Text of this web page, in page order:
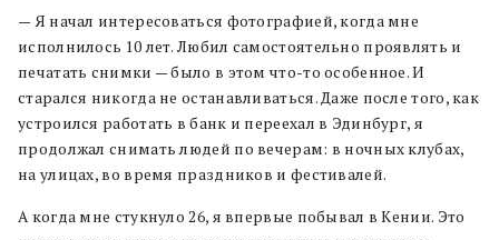
— Я начал интересоваться фотографией, когда мне
исполнилось 10 лет. Любил самостоятельно проявлять и
печатать снимки — было в этом что-то особенное. И
старался никогда не останавливаться. Даже после того, как
устроился работать в банк и переехал в Эдинбург, я
продолжал снимать людей по вечерам: в ночных клубах,
на улицах, во время праздников и фестивалей.
А когда мне стукнуло 26, я впервые побывал в Кении. Это